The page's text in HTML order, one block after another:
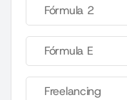
Fórmula 2
Fórmula E
Freelancing